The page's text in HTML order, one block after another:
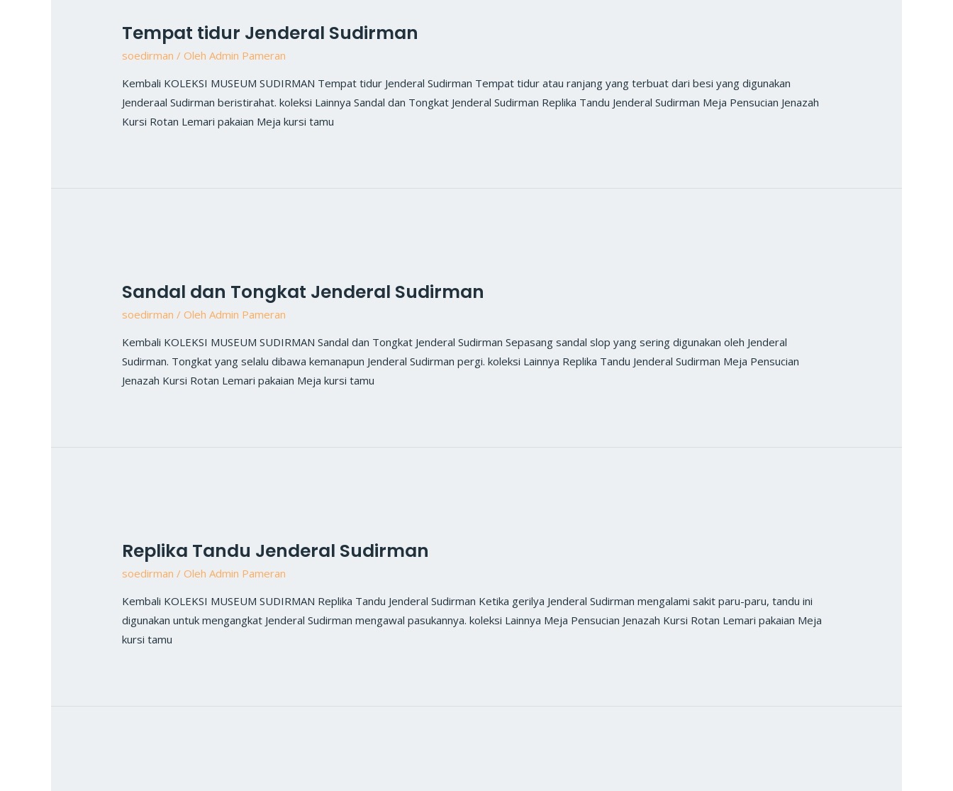
Tempat tidur Jenderal Sudirman
soedirman / OlehAdmin Pameran
Kembali KOLEKSI MUSEUM SUDIRMAN Tempat tidur Jenderal Sudirman Tempat tidur atau ranjang yang terbuat dari besi yang digunakan
Jenderaal Sudirman beristirahat. koleksi Lainnya Sandal dan Tongkat Jenderal Sudirman Replika Tandu Jenderal Sudirman Meja Pensucian Jenazah
Kursi Rotan Lemari pakaian Meja kursi tamu
Sandal dan Tongkat Jenderal Sudirman
soedirman / OlehAdmin Pameran
Kembali KOLEKSI MUSEUM SUDIRMAN Sandal dan Tongkat Jenderal Sudirman Sepasang sandal slop yang sering digunakan oleh Jenderal
Sudirman. Tongkat yang selalu dibawa kemanapun Jenderal Sudirman pergi. koleksi Lainnya Replika Tandu Jenderal Sudirman Meja Pensucian
Jenazah Kursi Rotan Lemari pakaian Meja kursi tamu
Replika Tandu Jenderal Sudirman
soedirman / OlehAdmin Pameran
Kembali KOLEKSI MUSEUM SUDIRMAN Replika Tandu Jenderal Sudirman Ketika gerilya Jenderal Sudirman mengalami sakit paru-paru, tandu ini
digunakan untuk mengangkat Jenderal Sudirman mengawal pasukannya. koleksi Lainnya Meja Pensucian Jenazah Kursi Rotan Lemari pakaian Meja
kursi tamu